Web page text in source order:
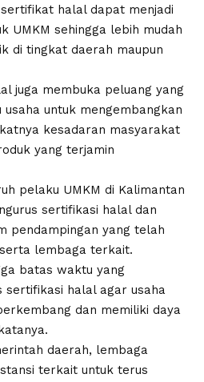
halal dapat menjadi
UMKM sehingga lebih mudah
di tingkat daerah maupun
juga membuka peluang yang
untuk mengembangkan
kesadaran masyarakat
yang terjamin
pelaku UMKM di Kalimantan
sertifikasi halal dan
pendampingan yang telah
lembaga terkait.
batas waktu yang
sertifikasi halal agar usaha
dan memiliki daya
daerah, lembaga
terkait untuk terus